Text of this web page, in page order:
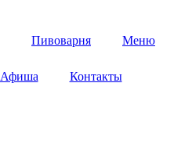
Пивоварня Меню
Афиша
Контакты